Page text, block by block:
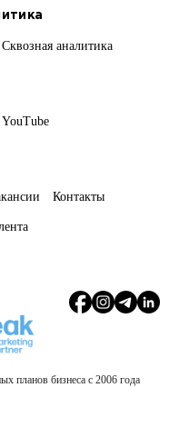
Сквозная аналитика
YouTube
Контакты
планов бизнеса с 2006 года